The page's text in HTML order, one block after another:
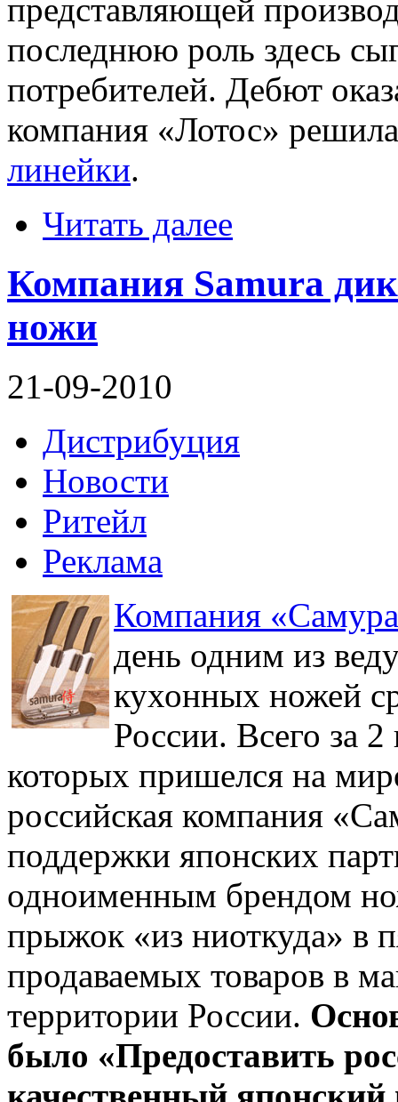
представляющей
последнюю роль здесь
потребителей. Дебют
компания «Лотос»
линейки.
Читать далее
Компания Samura
ножи
21-09-2010
Дистрибуция
Новости
Ритейл
Реклама
Компания
день одним из
кухонных ножей
России. Всего за
которых пришелся на
российская компания
поддержки японских
одноименным брендом
прыжок «из ниоткуда» в
продаваемых товаров в
территории России.
было «Предоставить